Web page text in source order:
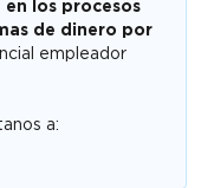
los procesos
de dinero por
empleador
a: